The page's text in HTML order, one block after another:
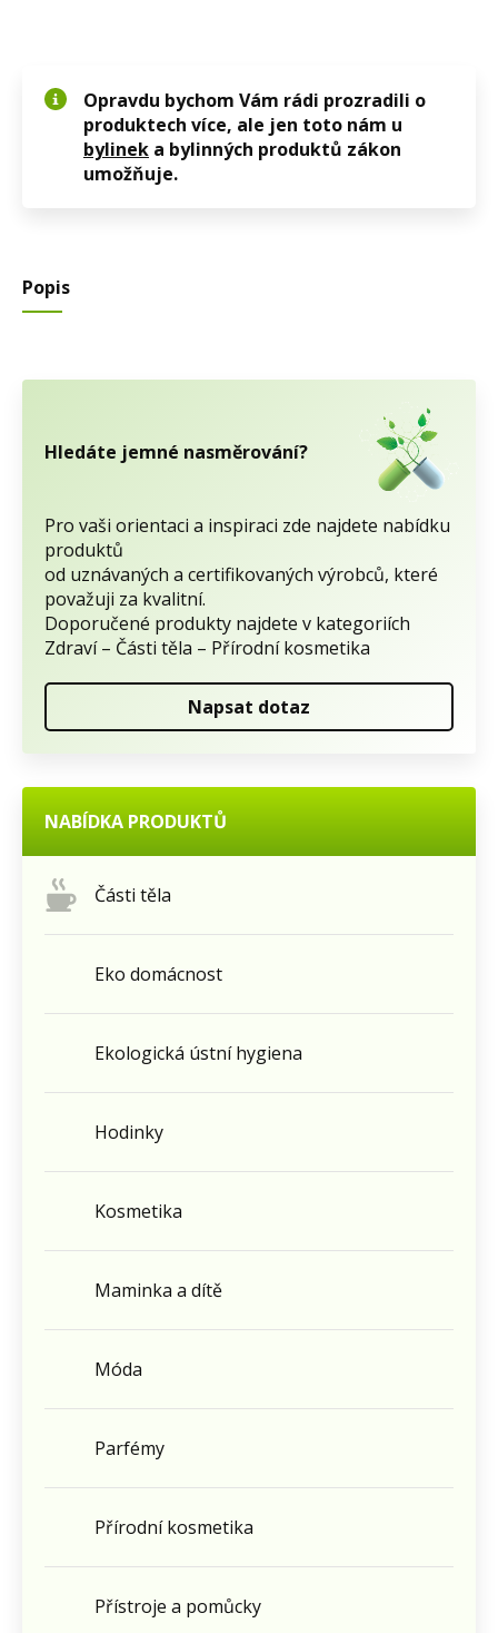
Opravdu bychom Vám rádi prozradili o
produktech více, ale jen toto nám u
bylinek a bylinných produktů zákon
umožňuje.
Popis
Hledáte jemné nasměrování?
Pro vaši orientaci a inspiraci zde najdete nabídku
produktů
od uznávaných a certifikovaných výrobců, které
považuji za kvalitní.
Doporučené produkty najdete v kategoriích
Zdraví – Části těla – Přírodní kosmetika
Napsat dotaz
NABÍDKA PRODUKTŮ
Části těla
Eko domácnost
Ekologická ústní hygiena
Hodinky
Kosmetika
Maminka a dítě
Móda
Parfémy
Přírodní kosmetika
Přístroje a pomůcky